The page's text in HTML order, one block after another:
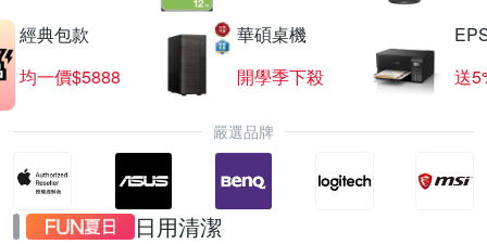
經典包款
均一價$5888
華碩桌機
開學季下殺
送
嚴選品牌
日用清潔